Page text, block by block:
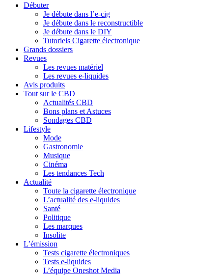
Débuter
Je débute dans l’e-cig
Je débute dans le reconstructible
Je débute dans le DIY
Tutoriels Cigarette électronique
Grands dossiers
Revues
Les revues matériel
Les revues e-liquides
Avis produits
Tout sur le CBD
Actualités CBD
Bons plans et Astuces
Sondages CBD
Lifestyle
Mode
Gastronomie
Musique
Cinéma
Les tendances Tech
Actualité
Toute la cigarette électronique
L’actualité des e-liquides
Santé
Politique
Les marques
Insolite
L’émission
Tests cigarette électroniques
Tests e-liquides
L’équipe Oneshot Media